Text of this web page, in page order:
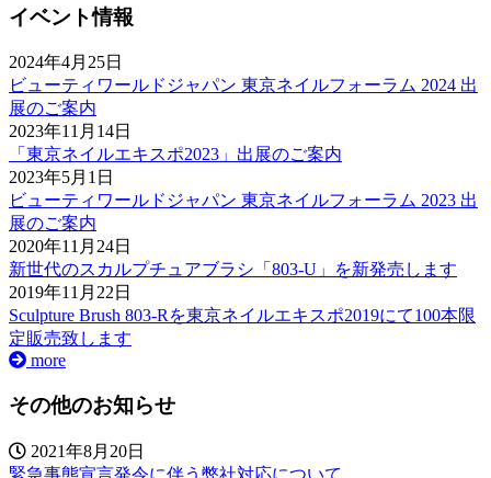
イベント情報
2024年4月25日
ビューティワールドジャパン 東京ネイルフォーラム 2024 出
展のご案内
2023年11月14日
「東京ネイルエキスポ2023」出展のご案内
2023年5月1日
ビューティワールドジャパン 東京ネイルフォーラム 2023 出
展のご案内
2020年11月24日
新世代のスカルプチュアブラシ「803-U」を新発売します
2019年11月22日
Sculpture Brush 803-Rを東京ネイルエキスポ2019にて100本限
定販売致します
more
その他のお知らせ
2021年8月20日
緊急事態宣言発令に伴う弊社対応について